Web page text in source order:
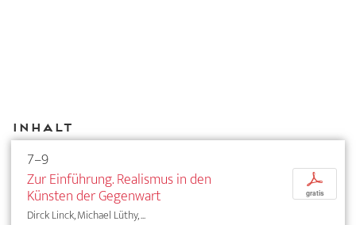
Inhalt
7–9
Zur Einführung. Realismus in den
Künsten der Gegenwart
Dirck Linck, Michael Lüthy, ...
p
gratis